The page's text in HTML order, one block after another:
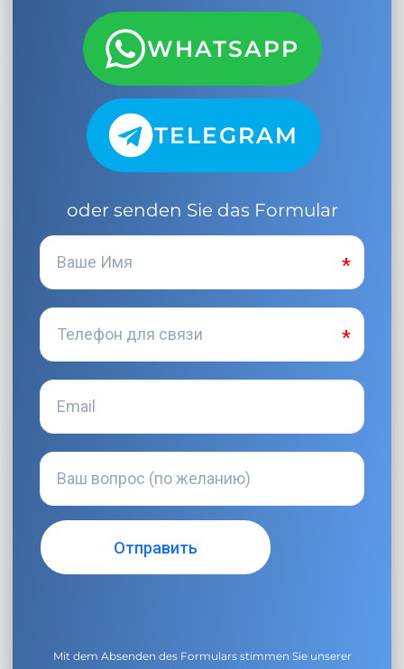
WHATSAPP
TELEGRAM
oder senden Sie das Formular
Mit dem Absenden des Formulars stimmen Sie unserer